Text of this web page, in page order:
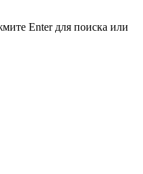
Enter для поиска или